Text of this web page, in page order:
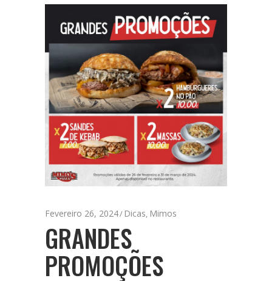
Fevereiro 26, 2024 Dicas, Mimos
GRANDES
PROMOÇÕES